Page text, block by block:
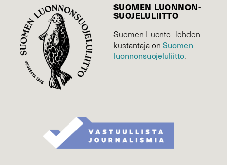
SUOMEN LUONNON­
SUOJELU­LIITTO
Suomen Luonto -lehden
kustantaja onSuomen
luonnonsuojelu­liitto.